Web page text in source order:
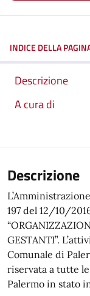
INDICE DELLA
Descrizione
A cura di
Descrizione
197 del 12/10/
GESTANTI”.
Comunale di
riservata a tutte
Palermo in stato